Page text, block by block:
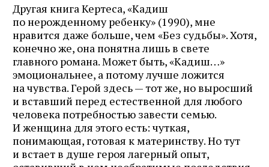
Другая книга Кертеса, «Кадиш
по нерожденному ребенку» (1990), мне
нравится даже больше, чем «Без судьбы». Хотя,
конечно же, она понятна лишь в свете
главного романа. Может быть, «Кадиш…»
эмоциональнее, а потому лучше ложится
на чувства. Герой здесь — тот же, но выросший
и вставший перед естественной для любого
человека потребностью завести семью.
И женщина для этого есть: чуткая,
понимающая, готовая к материнству. Но тут
и встает в душе героя лагерный опыт,